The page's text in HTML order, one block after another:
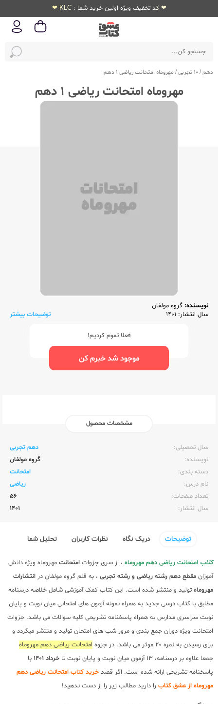
❤ کد تخفیف ویژه اولین خرید شما : KLC ❤
دهم/10 تجربی / مهروماه امتحانت ریاضی 1 دهم
مهروماه امتحانت ریاضی 1 دهم
نویسنده: گروه مولفان
سال انتشار: 1401
توضیحات بیشتر
فعلا تموم کردیم!
موجود شد خبرم کن
مشخصات محصول
سال تحصیلی:‌
دهم تجربی
نویسنده:‌
گروه مولفان
دسته بندی:
امتحانت
نام درس:
ریاضی
تعداد صفحات:‌
56
سال انتشار:‌
1401
توضیحات دریک نگاه نظرات کاربران تحلیل شما
کتاب امتحانت ریاضی دهم مهروماه ، از سری جزوات امتحانت مهروماه ویژه دانش
آموزان مقطع دهم رشته ریاضی و رشته تجربی ، به قلم گروه مولفان در انتشارات
مهروماه تولید و منتشر شده است. این کتاب کمک آموزشی شامل خلاصه درسنامه
مطابق با کتاب درسی جدید به همراه نمونه آزمون های امتحانی میان نوبت و پایان
نوبت سراسری مدارس به همراه پاسخنامه تشریحی کلیه سوالات می باشد. جزوات
امتحانت ویژه دوران جمع بندی و مرور شب های امتحان تولید و منتشر میگردد و
برای رسیدن به نمره 20 موثر می باشد. در جزوه
امتحانت ریاضی دهم مهروماه
جمعا علاوه بر درسنامه، 13 آزمون میان نوبت و پایان نوبت تا
خرداد 1401
با
پاسخنامه تشریحی ارائه شده است. اگر قصد خرید کتاب امتحانت ریاضی دهم
مهروماه از عشق کتاب را دارید مطالب زیر را از دست ندهید!